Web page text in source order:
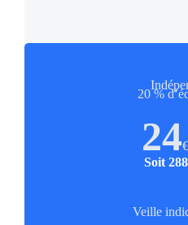
20 %
24
Soit
Veille